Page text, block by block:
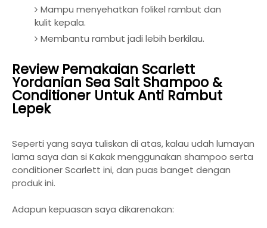
Mampu menyehatkan folikel rambut dan
kulit kepala.
Membantu rambut jadi lebih berkilau.
Review Pemakaian Scarlett
Yordanian Sea Salt Shampoo &
Conditioner Untuk Anti Rambut
Lepek
Seperti yang saya tuliskan di atas, kalau udah lumayan
lama saya dan si Kakak menggunakan shampoo serta
conditioner Scarlett ini, dan puas banget dengan
produk ini.
Adapun kepuasan saya dikarenakan: